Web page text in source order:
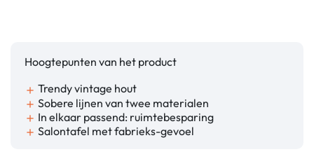
Hoogtepunten van het product
add Trendy vintage hout
add Sobere lijnen van twee materialen
add In elkaar passend: ruimtebesparing
add Salontafel met fabrieks-gevoel